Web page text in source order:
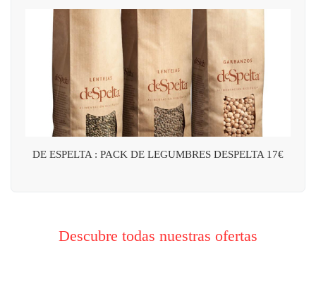
DE ESPELTA : PACK DE LEGUMBRES DESPELTA 17€
Descubre todas nuestras ofertas